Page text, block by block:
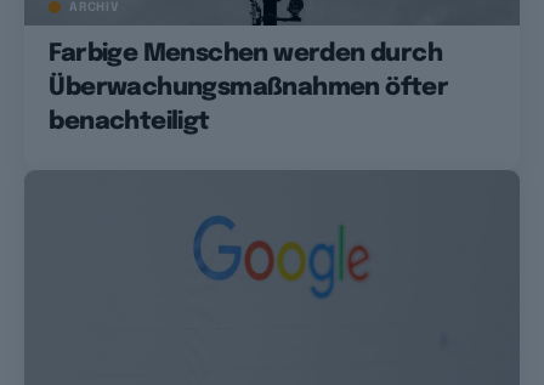
ARCHIV
Farbige Menschen werden durch
Überwachungsmaßnahmen öfter
benachteiligt